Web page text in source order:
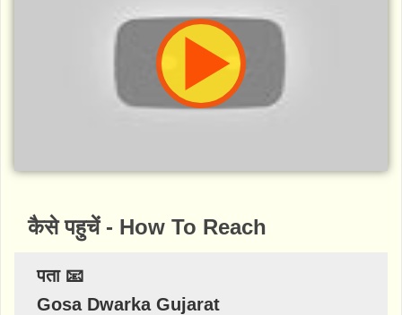
कैसे पहुचें - How To Reach
पता 📧
Gosa Dwarka Gujarat